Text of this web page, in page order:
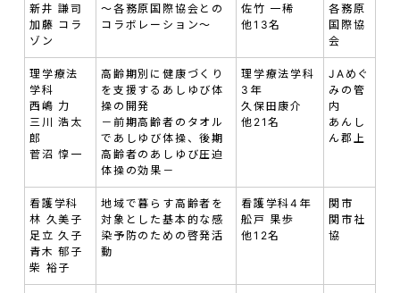
新井 謙司
加藤 コラ
ゾン
～各務原国際協会との
コラボレーション～
佐竹 一稀
他13名
各務原
国際協
会
理学療法
学科
西嶋 力
三川 浩太
郎
菅沼 惇一
高齢期別に健康づくり
を支援するあしゆび体
操の開発
－前期高齢者のタオル
であしゆび体操、後期
高齢者のあしゆび圧迫
体操の効果－
理学療法学科
3年
久保田康介
他21名
JAめぐ
みの管
内
あんし
ん郡上
看護学科
林 久美子
足立 久子
青木 郁子
柴 裕子
地域で暮らす高齢者を
対象とした基本的な感
染予防のための啓発活
動
看護学科4年
舩戸 果歩
他12名
関市
関市社
協